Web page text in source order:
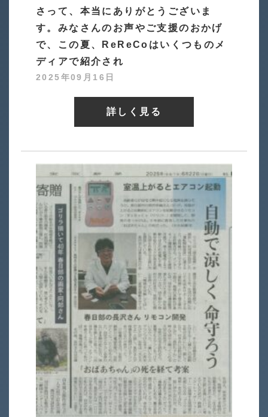
さって、本当にありがとうございま
す。みなさんのお声やご支援のおかげ
で、この夏、ReReCoはいくつものメ
ディアで紹介され
2025年09月16日
詳しく見る